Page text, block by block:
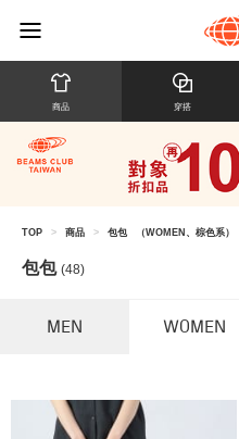
商品 穿搭
TOP > 商品 > 包包 （WOMEN、棕色系）
包包 (48)
MEN WOMEN